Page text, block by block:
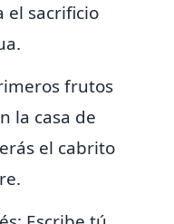
el sacrificio
frutos
la casa de
el cabrito